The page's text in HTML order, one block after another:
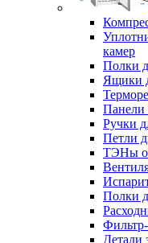
камер
Полки
Ящики
Панели
Ручки
Петли
ТЭНы
Полки
Детали